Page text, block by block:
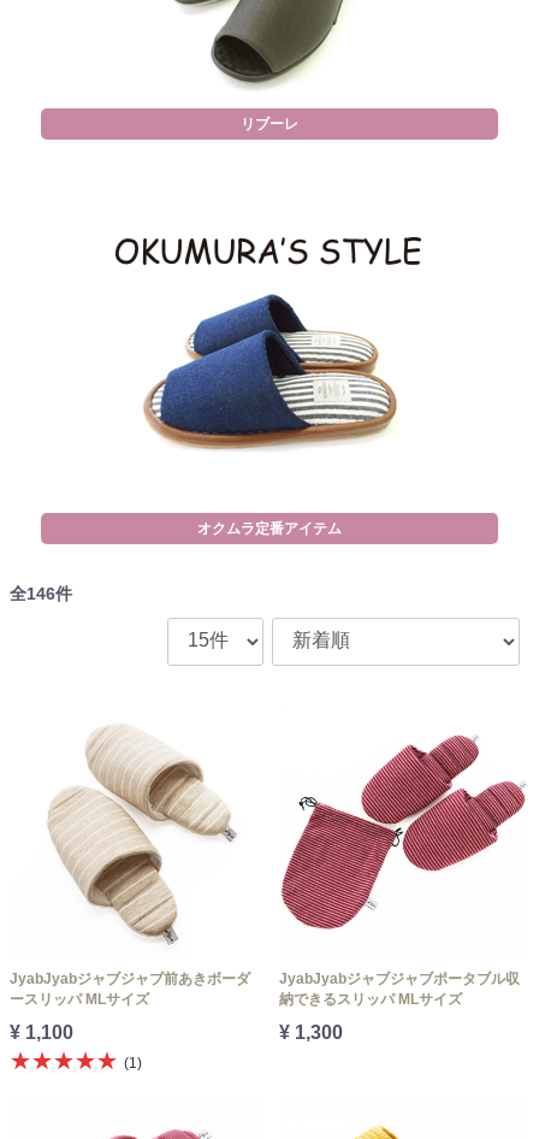
リブーレ
オクムラ定番アイテム
全146件
JyabJyabジャブジャブ前あきボーダ
ースリッパ MLサイズ
¥ 1,100
★★★★★ (1)
JyabJyabジャブジャブポータブル収
納できるスリッパ MLサイズ
¥ 1,300